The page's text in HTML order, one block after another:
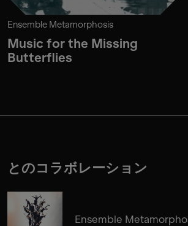
Ensemble Metamorphosis
Music for the Missing
Butterflies
とのコラボレーション
Ensemble